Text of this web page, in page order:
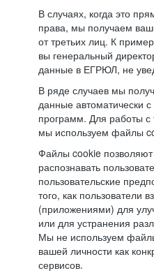
В случаях, когда это
права, мы получаем
от третьих лиц. К
вы генеральный
данные в ЕГРЮЛ, не
В ряде случаев мы
данные автоматически
программ. Для работы
мы используем файлы
Файлы cookie
распознавать
пользовательские
того, как пользователи
(приложениями) для
или для устранения
Мы не используем
вашей личности как
сервисов.